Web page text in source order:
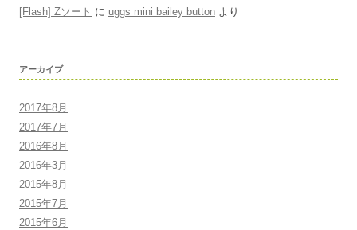
[Flash] Zソート に uggs mini bailey button より
アーカイブ
2017年8月
2017年7月
2016年8月
2016年3月
2015年8月
2015年7月
2015年6月